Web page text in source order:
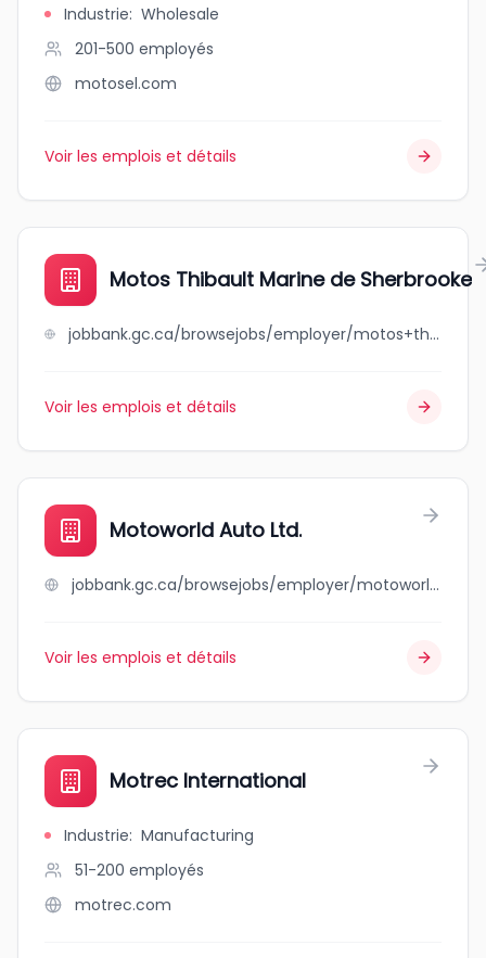
Industrie: Wholesale
201-500 employés
motosel.com
Voir les emplois et détails
Motos Thibault Marine de Sherbrooke
jobbank.gc.ca/browsejobs/employer/motos+thibault+marine+de+sherbrooke/ca
Voir les emplois et détails
Motoworld Auto Ltd.
jobbank.gc.ca/browsejobs/employer/motoworld+auto+ltd./ca
Voir les emplois et détails
Motrec International
Industrie: Manufacturing
51-200 employés
motrec.com